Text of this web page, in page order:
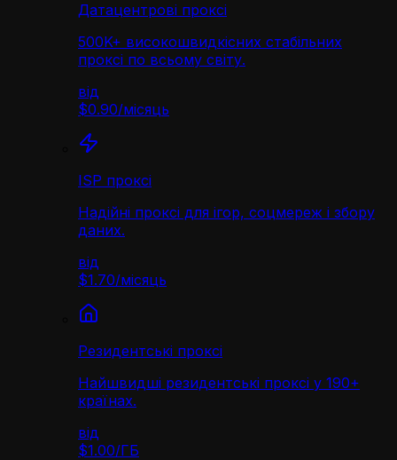
Датацентрові проксі
500K+ високошвидкісних стабільних
проксі по всьому світу.
від
$0.90/місяць
ISP проксі
Надійні проксі для ігор, соцмереж і збору
даних.
від
$1.70/місяць
Резидентські проксі
Найшвидші резидентські проксі у 190+
країнах.
від
$1.00/ГБ